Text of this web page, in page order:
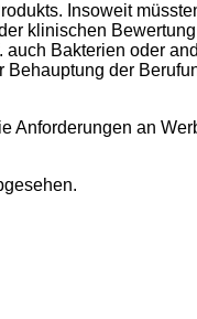
Insoweit
klinischen
Bakterien oder
der
Anforderungen an